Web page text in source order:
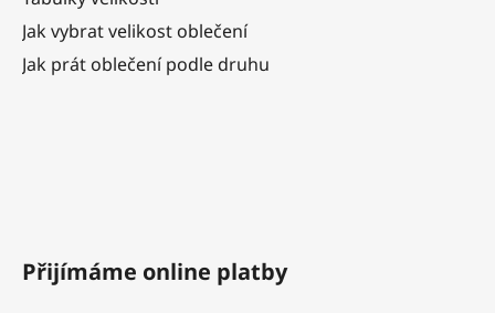
Jak vybrat velikost oblečení
Jak prát oblečení podle druhu
Přijímáme online platby